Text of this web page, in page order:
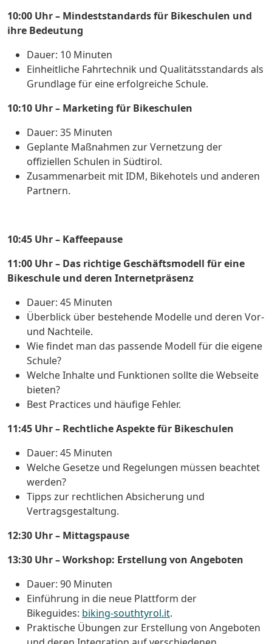
10:00 Uhr – Mindeststandards für Bikeschulen und
ihre Bedeutung
Dauer: 10 Minuten
Einheitliche Fahrtechnik und Qualitätsstandards als
Grundlage für eine erfolgreiche Schule.
10:10 Uhr – Marketing für Bikeschulen
Dauer: 35 Minuten
Geplante Maßnahmen zur Vernetzung der
offiziellen Schulen in Südtirol.
Zusammenarbeit mit IDM, Bikehotels und anderen
Partnern.
10:45 Uhr – Kaffeepause
11:00 Uhr – Das richtige Geschäftsmodell für eine
Bikeschule und deren Internetpräsenz
Dauer: 45 Minuten
Überblick über bestehende Modelle und deren Vor-
und Nachteile.
Wie findet man das passende Modell für die eigene
Schule?
Welche Inhalte und Funktionen sollte die Webseite
bieten?
Best Practices und häufige Fehler.
11:45 Uhr – Rechtliche Aspekte für Bikeschulen
Dauer: 45 Minuten
Welche Gesetze und Regelungen müssen beachtet
werden?
Tipps zur rechtlichen Absicherung und
Vertragsgestaltung.
12:30 Uhr – Mittagspause
13:30 Uhr – Workshop: Erstellung von Angeboten
Dauer: 90 Minuten
Einführung in die neue Plattform der
Bikeguides: biking-southtyrol.it.
Praktische Übungen zur Erstellung von Angeboten